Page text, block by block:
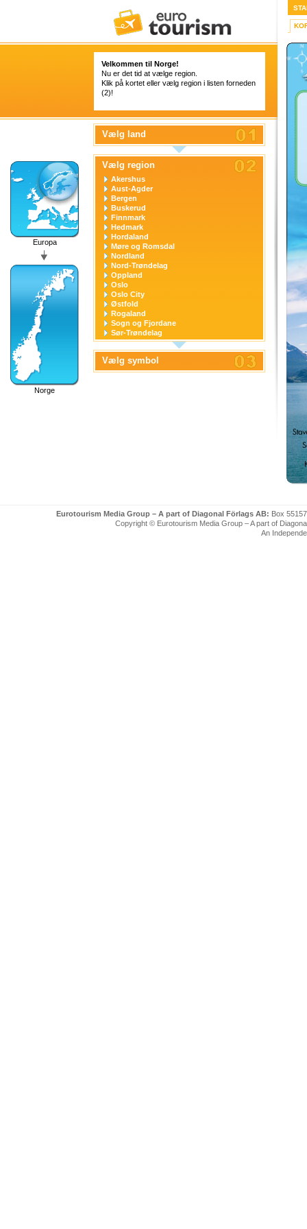
Velkommen til Norge!
Nu er det tid at vælge region.
Klik på kortet eller vælg region i listen forneden
(2)!
Europa
Norge
Vælg land
Vælg region
Akershus
Aust-Agder
Bergen
Buskerud
Finnmark
Hedmark
Hordaland
Møre og Romsdal
Nordland
Nord-Trøndelag
Oppland
Oslo
Oslo City
Østfold
Rogaland
Sogn og Fjordane
Sør-Trøndelag
Svalbard
Telemark
Troms
Trondheim
Vælg symbol
Eurotourism Media Group – A part of Diagonal Förlags AB: Box
Copyright © Eurotourism Media Group – A part of
An